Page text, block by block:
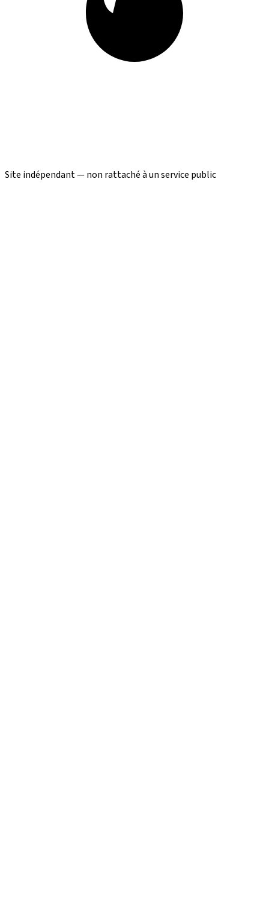
Site indépendant — non rattaché à un service public